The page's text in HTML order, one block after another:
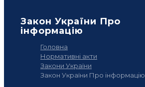
Закон України Про
інформацію
Головна
Нормативні акти
Закони України
Закон України Про інформацію